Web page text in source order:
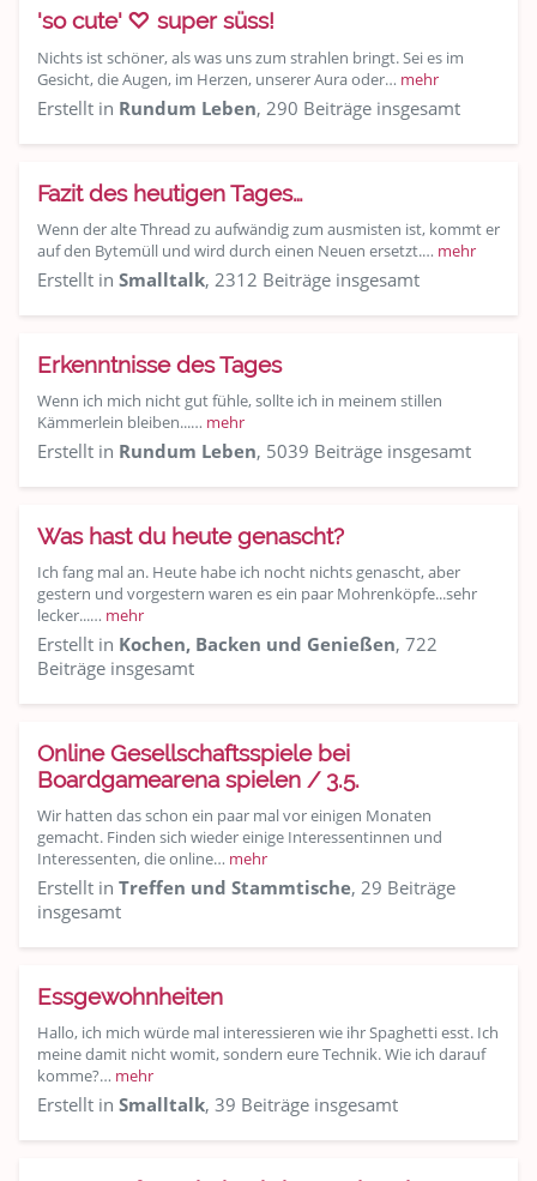
'so cute' ♡ super süss!
Nichts ist schöner, als was uns zum strahlen bringt. Sei es im
Gesicht, die Augen, im Herzen, unserer Aura oder… mehr
Erstellt in Rundum Leben, 290 Beiträge insgesamt
Fazit des heutigen Tages…
Wenn der alte Thread zu aufwändig zum ausmisten ist, kommt er
auf den Bytemüll und wird durch einen Neuen ersetzt.… mehr
Erstellt in Smalltalk, 2312 Beiträge insgesamt
Erkenntnisse des Tages
Wenn ich mich nicht gut fühle, sollte ich in meinem stillen
Kämmerlein bleiben...… mehr
Erstellt in Rundum Leben, 5039 Beiträge insgesamt
Was hast du heute genascht?
Ich fang mal an. Heute habe ich nocht nichts genascht, aber
gestern und vorgestern waren es ein paar Mohrenköpfe...sehr
lecker...… mehr
Erstellt in Kochen, Backen und Genießen, 722
Beiträge insgesamt
Online Gesellschaftsspiele bei
Boardgamearena spielen / 3.5.
Wir hatten das schon ein paar mal vor einigen Monaten
gemacht. Finden sich wieder einige Interessentinnen und
Interessenten, die online… mehr
Erstellt in Treffen und Stammtische, 29 Beiträge
insgesamt
Essgewohnheiten
Hallo, ich mich würde mal interessieren wie ihr Spaghetti esst. Ich
meine damit nicht womit, sondern eure Technik. Wie ich darauf
komme?… mehr
Erstellt in Smalltalk, 39 Beiträge insgesamt